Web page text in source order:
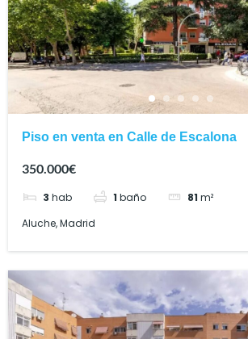
Piso en venta en Calle de Escalona
350.000€
3 hab 1 baño 81 m²
Aluche, Madrid